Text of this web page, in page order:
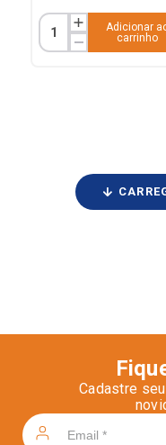
Adicionar
carrinho
Cadastre